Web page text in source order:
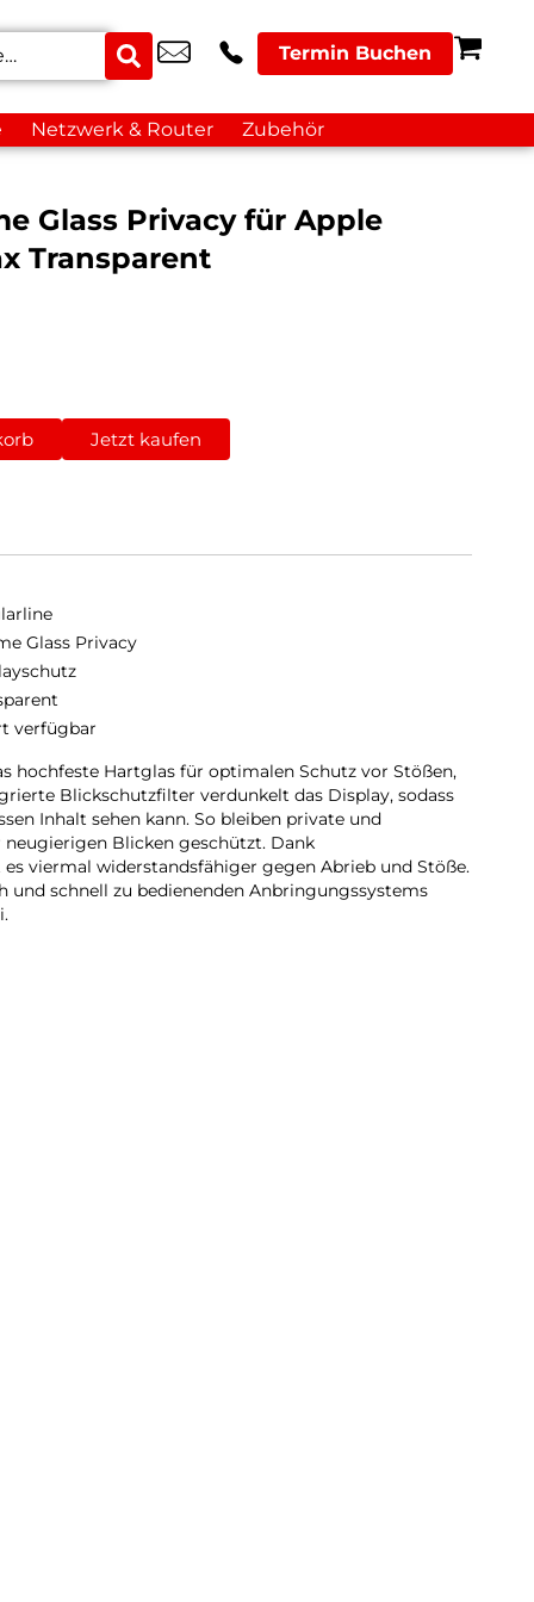
Termin Buchen
Netzwerk & Router Zubehör
Glass Privacy für Apple
Transparent
Jetzt kaufen
Glass Privacy
verfügbar
hochfeste Hartglas für optimalen Schutz vor Stößen,
Blickschutzfilter verdunkelt das Display, sodass
Inhalt sehen kann. So bleiben private und
Blicken geschützt. Dank
viermal widerstandsfähiger gegen Abrieb und Stöße.
und schnell zu bedienenden Anbringungssystems